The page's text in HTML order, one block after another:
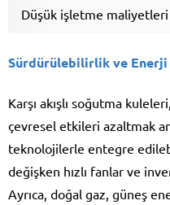
Düşük işletme maliyetleri
Sürdürülebilirlik ve
Karşı akışlı soğutma
çevresel etkileri azaltmak
teknolojilerle entegre
değişken hızlı fanlar ve
Ayrıca, doğal gaz, güneş